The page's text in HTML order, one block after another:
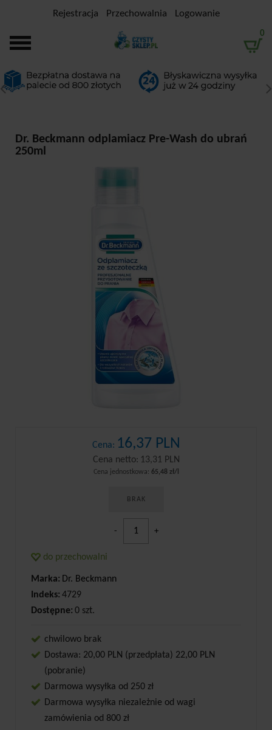
Rejestracja Przechowalnia Logowanie
0
Dr. Beckmann odplamiacz Pre-Wash do ubrań
250ml
Cena: 16,37 PLN
Cena netto: 13,31 PLN
Cena jednostkowa: 65,48 zł/l
BRAK
- +
do przechowalni
Marka: Dr. Beckmann
Indeks: 4729
Dostępne: 0 szt.
chwilowo brak
Dostawa: 20,00 PLN (przedpłata) 22,00 PLN
(pobranie)
Darmowa wysyłka od 250 zł
Darmowa wysyłka niezależnie od wagi
zamówienia od 800 zł